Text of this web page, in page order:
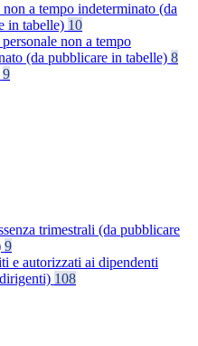
non a tempo indeterminato (da
in tabelle) 10
non a tempo
(da pubblicare in tabelle) 8
9
trimestrali (da pubblicare
9
e autorizzati ai dipendenti
108